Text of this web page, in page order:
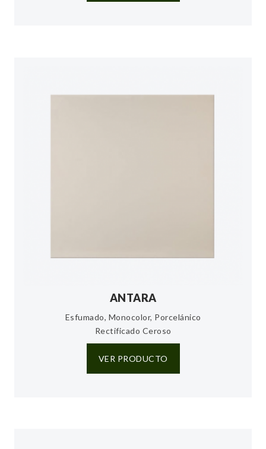
ANTARA
Esfumado, Monocolor, Porcelánico
Rectificado Ceroso
VER PRODUCTO